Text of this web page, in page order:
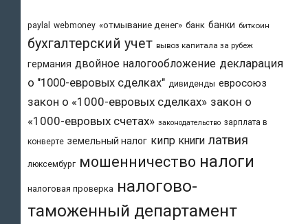
paylal webmoney «отмывание денег» банк банки биткоин
бухгалтерский учет вывоз капитала за рубеж
германия двойное налогообложение декларация
о "1000-евровых сделках" дивиденды евросоюз
закон о «1000-евровых сделках» закон о
«1000-евровых счетах» законодательство зарплата в
конверте земельный налог кипр книги латвия
люксембург мошенничество налоги
налоговая проверка налогово-
таможенный департамент